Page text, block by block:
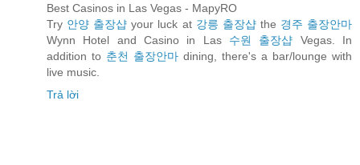
Best Casinos in Las Vegas - MapyRO
Try 안양 출장샵 your luck at 강릉 출장샵the 경주 출장안마
Wynn Hotel and Casino in Las 수원 출장샵 Vegas. In
addition to 춘천 출장안마 dining, there's a bar/lounge with
live music.
Trả lời